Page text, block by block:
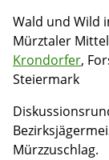
Wald und Wild
Mürztaler
Krondorfer,
Steiermark
Mürzzuschlag.